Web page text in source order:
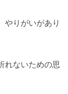
やりがいがあり
れないための思